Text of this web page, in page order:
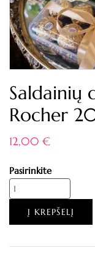
Saldainių
Rocher
12,00 €
Pasirinkite
Į KREPŠELĮ